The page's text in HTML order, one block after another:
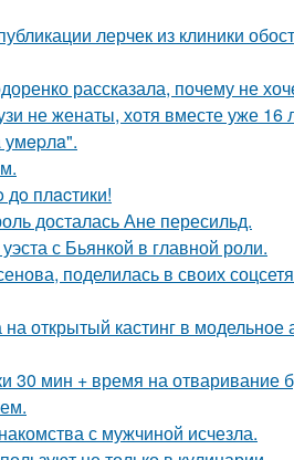
лерчек из клиники
рассказала, почему не
не женаты, хотя вместе уже 16
умepлa".
плacтики!
досталась Ане пересильд.
с Бьянкой в главной роли.
поделилась в своих
открытый кастинг в модельное
30 мин + время на отваривание
с мужчиной исчезла.